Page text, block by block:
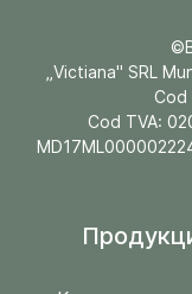
„Victiana" SRL
Cod TVA: